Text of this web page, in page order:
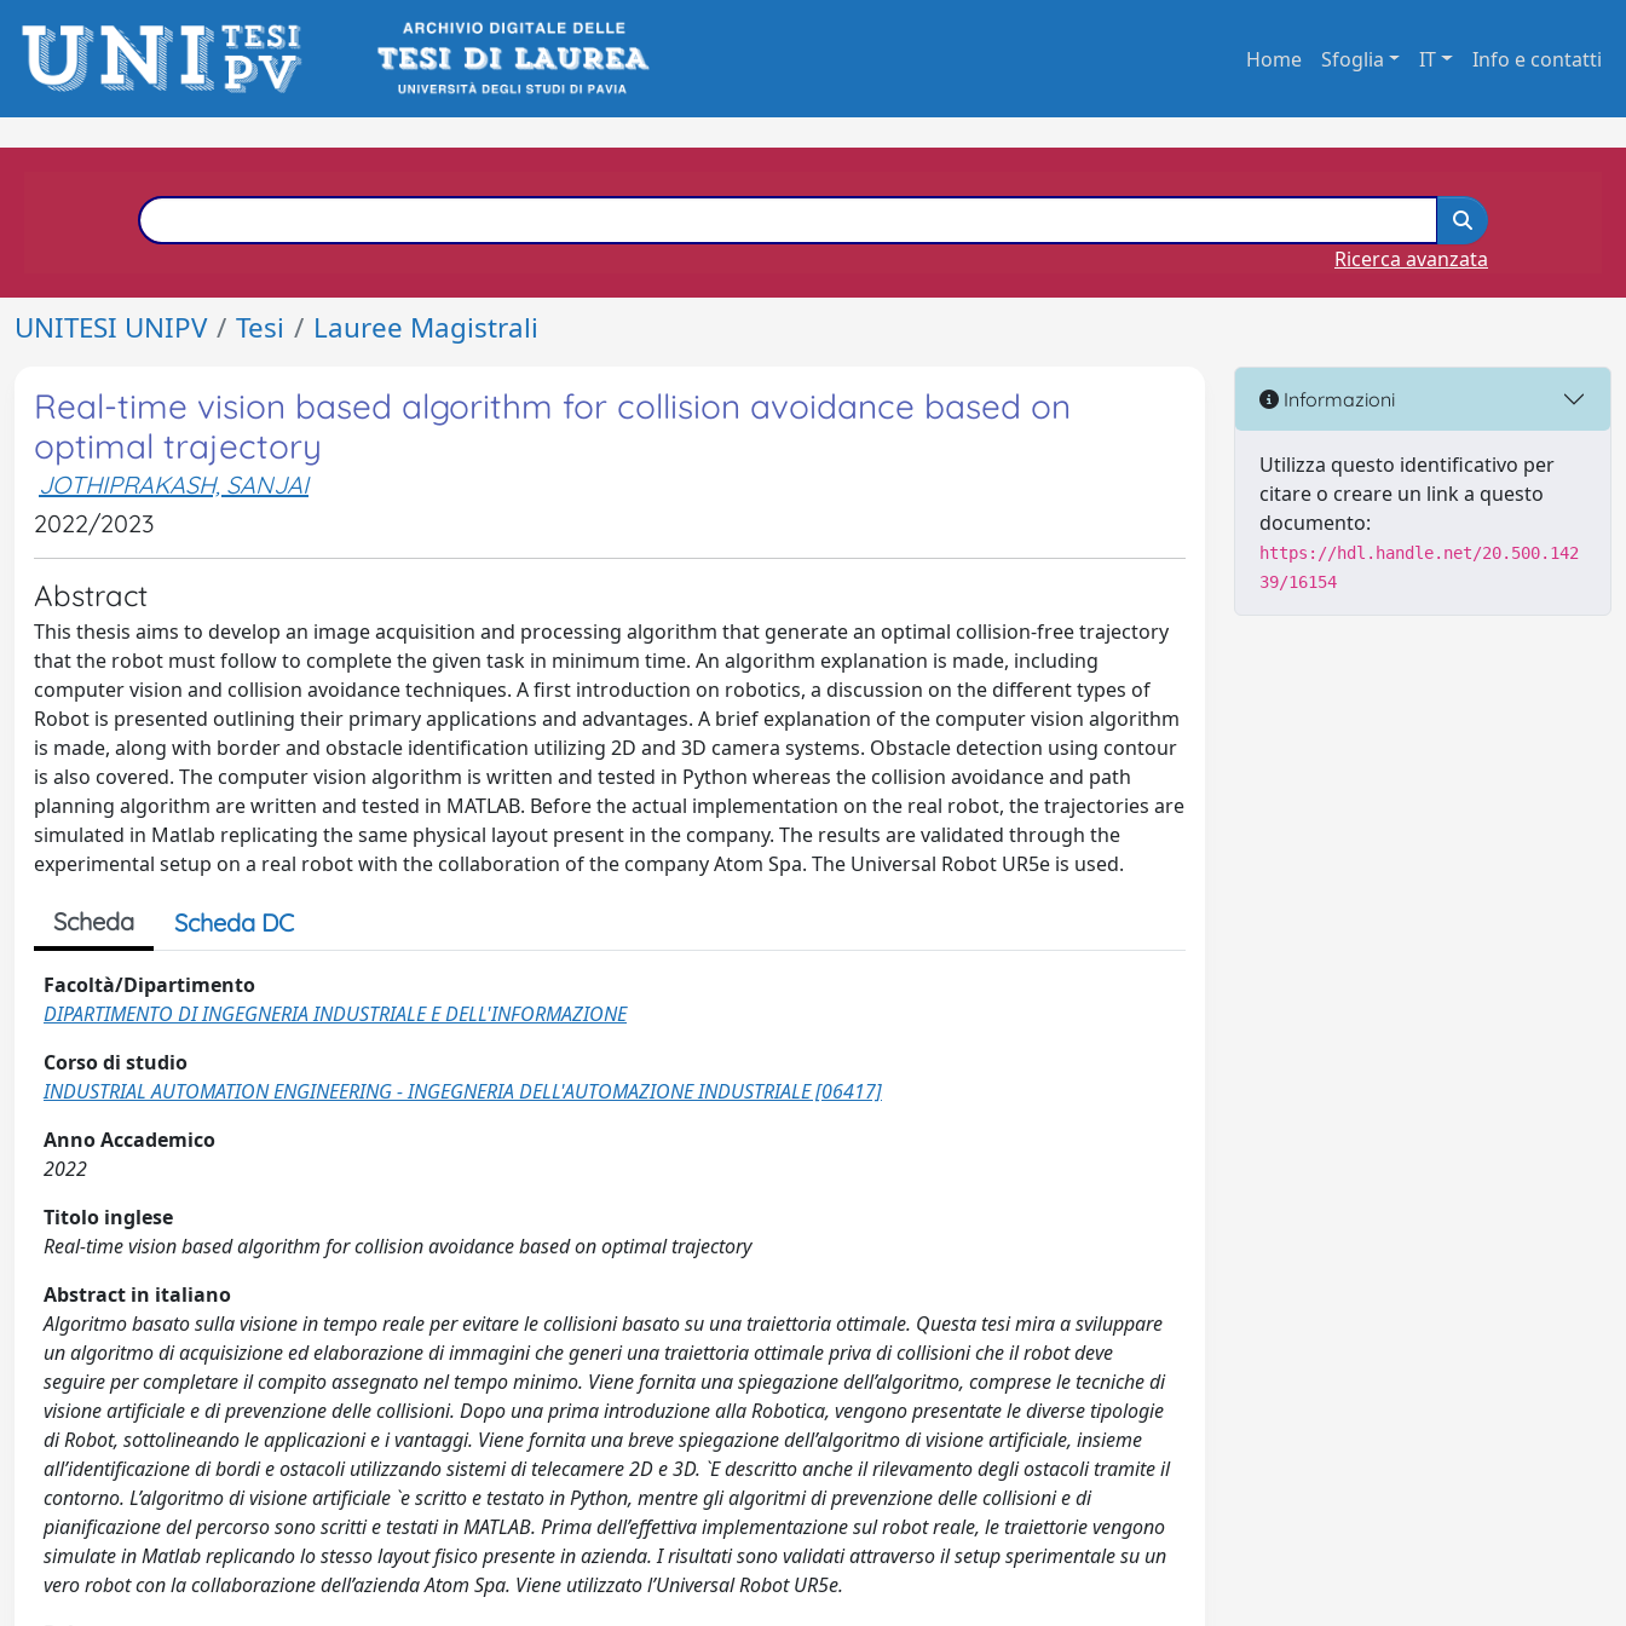
Home Sfoglia IT Info e contatti
Ricerca avanzata
UNITESI UNIPV Tesi Lauree Magistrali
Real-time vision based algorithm for collision avoidance based on
optimal trajectory
JOTHIPRAKASH, SANJAI
2022/2023
Abstract
This thesis aims to develop an image acquisition and processing algorithm that generate an optimal collision-free trajectory
that the robot must follow to complete the given task in minimum time. An algorithm explanation is made, including
computer vision and collision avoidance techniques. A first introduction on robotics, a discussion on the different types of
Robot is presented outlining their primary applications and advantages. A brief explanation of the computer vision algorithm
is made, along with border and obstacle identification utilizing 2D and 3D camera systems. Obstacle detection using contour
is also covered. The computer vision algorithm is written and tested in Python whereas the collision avoidance and path
planning algorithm are written and tested in MATLAB. Before the actual implementation on the real robot, the trajectories are
simulated in Matlab replicating the same physical layout present in the company. The results are validated through the
experimental setup on a real robot with the collaboration of the company Atom Spa. The Universal Robot UR5e is used.
Scheda Scheda DC
Facoltà/Dipartimento
DIPARTIMENTO DI INGEGNERIA INDUSTRIALE E DELL'INFORMAZIONE
Corso di studio
INDUSTRIAL AUTOMATION ENGINEERING - INGEGNERIA DELL'AUTOMAZIONE INDUSTRIALE [06417]
Anno Accademico
2022
Titolo inglese
Real-time vision based algorithm for collision avoidance based on optimal trajectory
Abstract in italiano
Algoritmo basato sulla visione in tempo reale per evitare le collisioni basato su una traiettoria ottimale. Questa tesi mira a sviluppare
un algoritmo di acquisizione ed elaborazione di immagini che generi una traiettoria ottimale priva di collisioni che il robot deve
seguire per completare il compito assegnato nel tempo minimo. Viene fornita una spiegazione dell’algoritmo, comprese le tecniche di
visione artificiale e di prevenzione delle collisioni. Dopo una prima introduzione alla Robotica, vengono presentate le diverse tipologie
di Robot, sottolineando le applicazioni e i vantaggi. Viene fornita una breve spiegazione dell’algoritmo di visione artificiale, insieme
all’identificazione di bordi e ostacoli utilizzando sistemi di telecamere 2D e 3D. `E descritto anche il rilevamento degli ostacoli tramite il
contorno. L’algoritmo di visione artificiale `e scritto e testato in Python, mentre gli algoritmi di prevenzione delle collisioni e di
pianificazione del percorso sono scritti e testati in MATLAB. Prima dell’effettiva implementazione sul robot reale, le traiettorie vengono
simulate in Matlab replicando lo stesso layout fisico presente in azienda. I risultati sono validati attraverso il setup sperimentale su un
vero robot con la collaborazione dell’azienda Atom Spa. Viene utilizzato l’Universal Robot UR5e.
Informazioni
Utilizza questo identificativo per
citare o creare un link a questo
documento:
https://hdl.handle.net/20.500.142
39/16154